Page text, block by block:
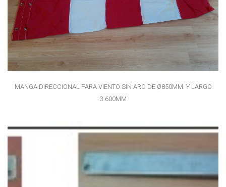
MANGA DIRECCIONAL PARA VIENTO SIN ARO DE Ø850MM. Y LARGO
3.600MM